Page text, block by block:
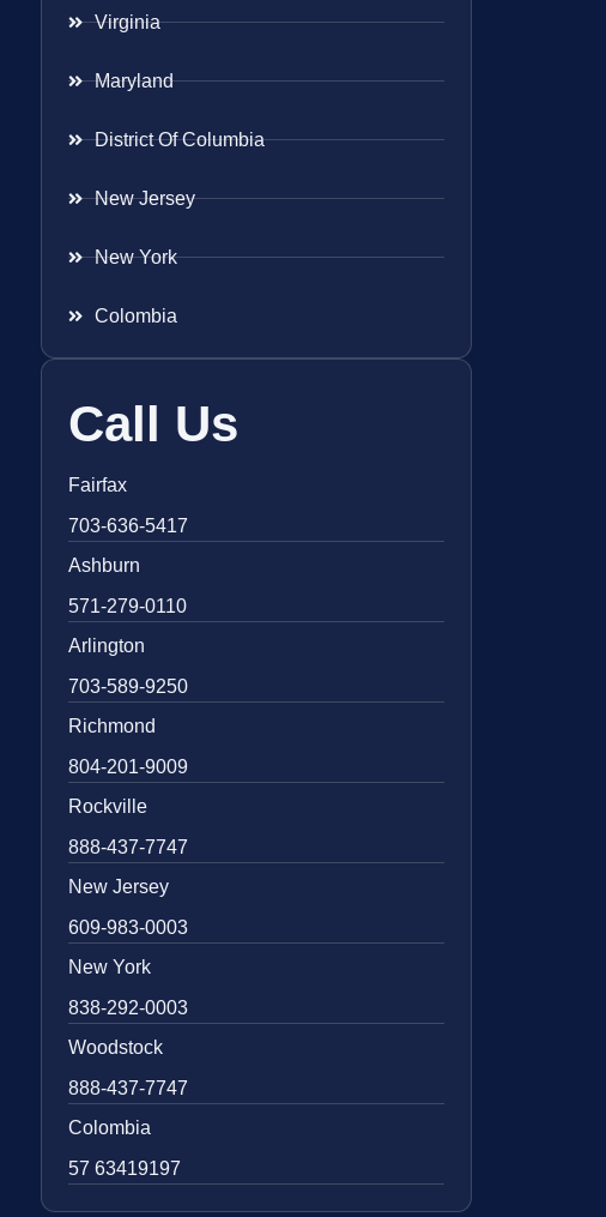
Virginia
Maryland
District Of Columbia
New Jersey
New York
Colombia
Call Us
Fairfax
703-636-5417
Ashburn
571-279-0110
Arlington
703-589-9250
Richmond
804-201-9009
Rockville
888-437-7747
New Jersey
609-983-0003
New York
838-292-0003
Woodstock
888-437-7747
Colombia
57 63419197